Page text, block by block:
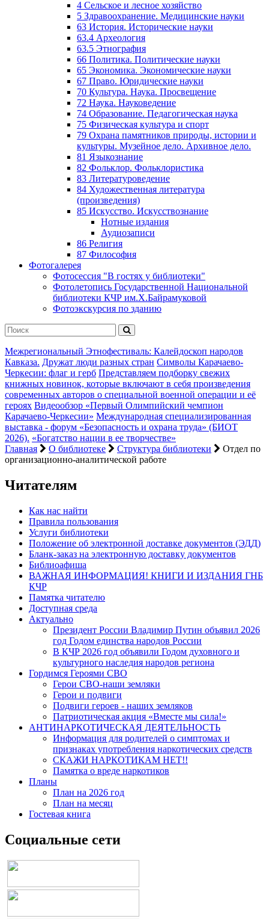
4 Сельское и лесное хозяйство
5 Здравоохранение. Медицинские науки
63 История. Исторические науки
63.4 Археология
63.5 Этнография
66 Политика. Политические науки
65 Экономика. Экономические науки
67 Право. Юридические науки
70 Культура. Наука. Просвещение
72 Наука. Науковедение
74 Образование. Педагогическая наука
75 Физическая культура и спорт
79 Охрана памятников природы, истории и
культуры. Музейное дело. Архивное дело.
81 Языкознание
82 Фольклор. Фольклористика
83 Литературоведение
84 Художественная литература
(произведения)
85 Искусство. Искусствознание
Нотные издания
Аудиозаписи
86 Религия
87 Философия
Фотогалерея
Фотосессия "В гостях у библиотеки"
Фотолетопись Государственной Национальной
библиотеки КЧР им.Х.Байрамуковой
Фотоэкскурсия по зданию
Межрегиональный Этнофестиваль: Калейдоскоп народов
Кавказа. Дружат люди разных стран Символы Карачаево-
Черкесии: флаг и герб Представляем подборку свежих
книжных новинок, которые включают в себя произведения
современных авторов о специальной военной операции и её
героях Видеообзор «Первый Олимпийский чемпион
Карачаево-Черкесии» Международная специализированная
выставка - форум «Безопасность и охрана труда» (БИОТ
2026). «Богатство нации в ее творчестве»
Главная
О библиотеке Структура библиотеки
Отдел по
организационно-аналитической работе
Читателям
Как нас найти
Правила пользования
Услуги библиотеки
Положение об электронной доставке документов (ЭДД)
Бланк-заказ на электронную доставку документов
Библиоафиша
ВАЖНАЯ ИНФОРМАЦИЯ! КНИГИ И ИЗДАНИЯ ГНБ
КЧР
Памятка читателю
Доступная среда
Актуально
Президент России Владимир Путин объявил 2026
год Годом единства народов России
В КЧР 2026 год объявили Годом духовного и
культурного наследия народов региона
Гордимся Героями СВО
Герои СВО-наши земляки
Герои и подвиги
Подвиги героев - наших земляков
Патриотическая акция «Вместе мы сила!»
АНТИНАРКОТИЧЕСКАЯ ДЕЯТЕЛЬНОСТЬ
Информация для родителей о симптомах и
признаках употребления наркотических средств
СКАЖИ НАРКОТИКАМ НЕТ!!
Памятка о вреде наркотиков
Планы
План на 2026 год
План на месяц
Гостевая книга
Социальные сети